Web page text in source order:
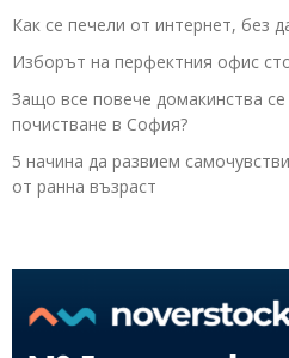
Как се печели от интернет, без
Изборът на перфектния офис
Защо все повече домакинства
почистване в София?
5 начина да развием
от ранна възраст